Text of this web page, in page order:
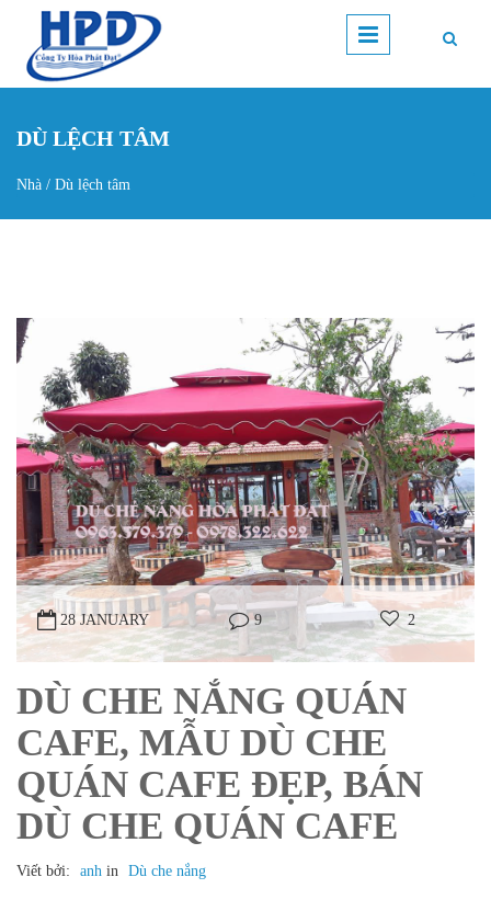
Nhảy đến nội dung
DÙ LỆCH TÂM
Nhà / Dù lệch tâm
28 JANUARY 9 2
DÙ CHE NẮNG QUÁN
CAFE, MẪU DÙ CHE
QUÁN CAFE ĐẸP, BÁN
DÙ CHE QUÁN CAFE
Viết bởi: anh in Dù che nắng